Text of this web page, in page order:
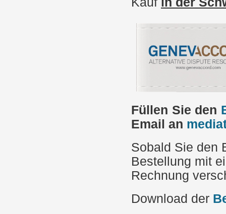
Füllen Sie den
Email an
Sobald Sie den
Bestellung mit
Rechnung
Download der